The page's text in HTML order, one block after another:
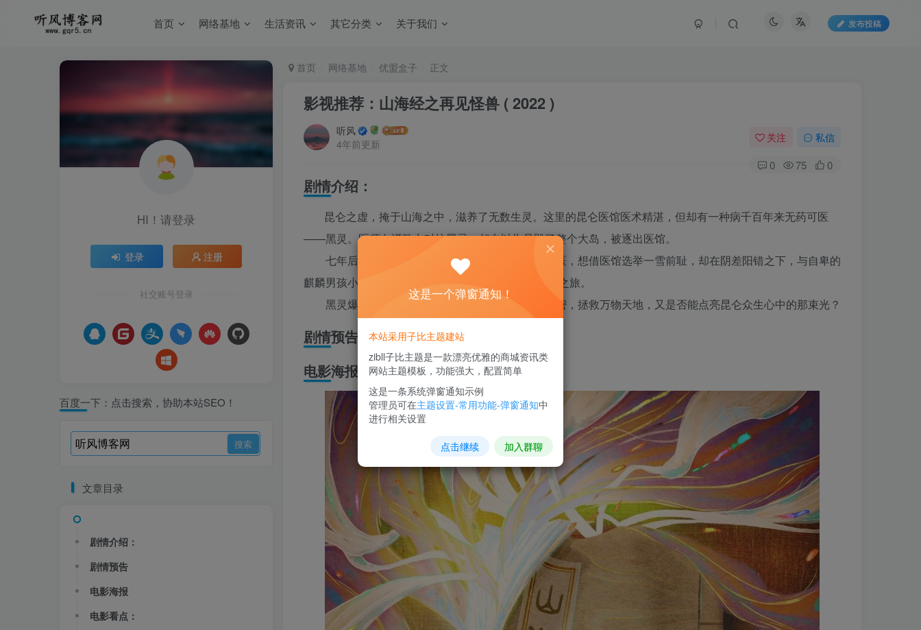
首页 网络基地 生活资讯 其它分类 关于我们 发布投稿
首页 网络基地 优盟盒子 正文
影视推荐：山海经之再见怪兽 ( 2022 )
听风
4年前更新
关注 私信
0 75 0
剧情介绍：
昆仑之虚，掩于山海之中，滋养了无数生灵。这里的昆仑医馆医术精湛，但却有一种病千百年来无药可医
——黑灵。医师白泽致力对抗黑灵，却自以为是毁了整个大岛，被逐出医馆。
七年后，白泽的医术突飞猛进却受人白眼无法行医，想借医馆选举一雪前耻，却在阴差阳错之下，与自卑的
麒麟男孩小羿一 起踏上了荒芜的大岛，进行一场救赎之旅。
黑灵爆发危机在即，他们能否解开黑灵背后的秘密，拯救万物天地，又是否能点亮昆仑众生心中的那束光？
剧情预告
电影海报
HI！请登录
登录 注册
社交账号登录
百度一下：点击搜索，协助本站SEO！
文章目录
剧情介绍：
剧情预告
电影海报
电影看点：
这是一个弹窗通知！
本站采用子比主题建站
zibll子比主题是一款漂亮优雅的商城资讯类
网站主题模板，功能强大，配置简单
这是一条系统弹窗通知示例
管理员可在主题设置-常用功能-弹窗通知中
进行相关设置
点击继续 加入群聊